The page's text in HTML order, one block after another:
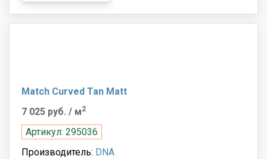
Match Curved Tan Matt
7 025 руб. / м2
Артикул: 295036
Производитель: DNA